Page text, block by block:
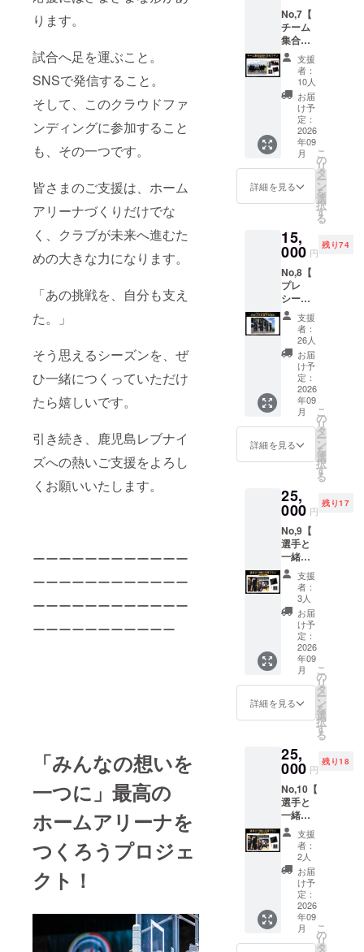
ります。
試合へ足を運ぶこと。
SNSで発信すること。
そして、このクラウドファ
ンディングに参加すること
も、その一つです。
皆さまのご支援は、ホーム
アリーナづくりだけでな
く、クラブが未来へ進むた
めの大きな力になります。
「あの挑戦を、自分も支え
た。」
そう思えるシーズンを、ぜ
ひ一緒につくっていただけ
たら嬉しいです。
引き続き、鹿児島レブナイ
ズへの熱いご支援をよろし
くお願いいたします。
ーーーーーーーーーーーー
ーーーーーーーーーーーー
ーーーーーーーーーーーー
ーーーーーーーーーーー
「みんなの想いを
一つに」最高の
ホームアリーナを
つくろうプロジェ
クト！
※REIBE
Sメン
バーの
ご指定
は、
2026-
27seas
onのメ
ンバー
決定後
にご案
内する
アン
にて承
りま
程度 提
供方
法：
メール
にて動
画URL
をお送
りいた
しま
す。 ・
支援者
限定デ
ザイン
の携帯
ゴス
テッ
カー
（サイ
ズ：横
11cm×
縦
8cm）
・選手
からの
お礼
メッ
セージ
動画 ・
の携帯
用壁紙
No,7【
チーム
集合写
真パネ
ルプラ
（デー
タサイ
ン入
り）】
・チー
ム集合
写真パ
ネル ※
全選手
ン入り
・限定
デザイ
ンミニ
フラッ
グ（サ
イズ：
300mm
×高さ
200mm
） ・ロ
ゴス
テッ
カー
（サイ
ズ：横
・選手
からの
メッ
セージ
動画 ・
支援者
限定デ
ザイン
の携帯
用壁紙
支援
者：
10人
お届
け予
定：
2026
年09
月
詳細を見る
こ
の
リ
タ
ー
ン
を
選
択
す
る
15,
000 円
残り74
No,8【
プレ
シーズ
ン会場
外にて
名前入
りのぼ
りの掲
出・お
届け】
・名前
入りの
ぼり掲
出（掲
出後、
お届け
いたし
ます）
※掲出予
定：9月
12日・
13日 プ
レシー
ズン
ゲーム
会場外
＜のぼ
り詳細
＞ 掲出
名：縦
書き16
文字以
使用可
能文
字、ひ
らが
な、カ
タカ
ナ、英
字、数
字、ス
ペース
使用不
可：特
殊文
字、記
号、絵
支援
者：
26人
お届
け予
定：
2026
年09
月
詳細を見る
こ
の
リ
タ
ー
ン
を
選
択
す
る
25,
000 円
残り17
No,9【
選手と
一緒に
入場プ
ラン
（全年
齢対
象）：9
月12日
(土)】
・試合
入場エ
スコー
ト 選手
と一緒
場し、
試合前
の熱気
を間近
で体
感！ さ
らに、
入場後
はチー
ムハド
ルに参
加し、
選手た
ちとの
集合写
真を撮
支援
者：
3人
お届
け予
定：
2026
年09
月
詳細を見る
こ
の
リ
タ
ー
ン
を
選
択
す
る
25,
000 円
残り18
No,10【
選手と
一緒に
入場プ
ラン
（全年
齢対
象）：9
月13日
(日)】
・試合
入場エ
スコー
支援
者：
2人
お届
け予
定：
2026
年09
月
こ
の
リ
タ